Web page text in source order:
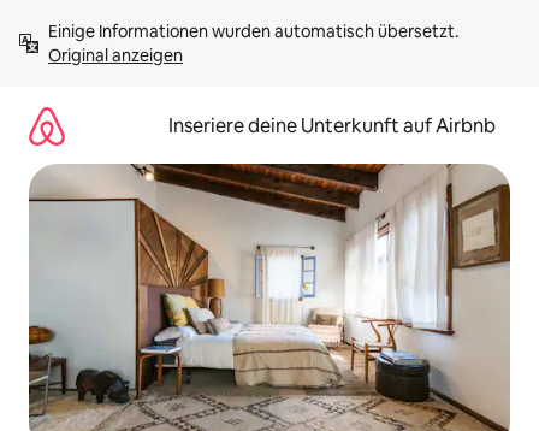
Inhalten
springenOriginal anzeigen
Inseriere deine Unterkunft auf Airbnb